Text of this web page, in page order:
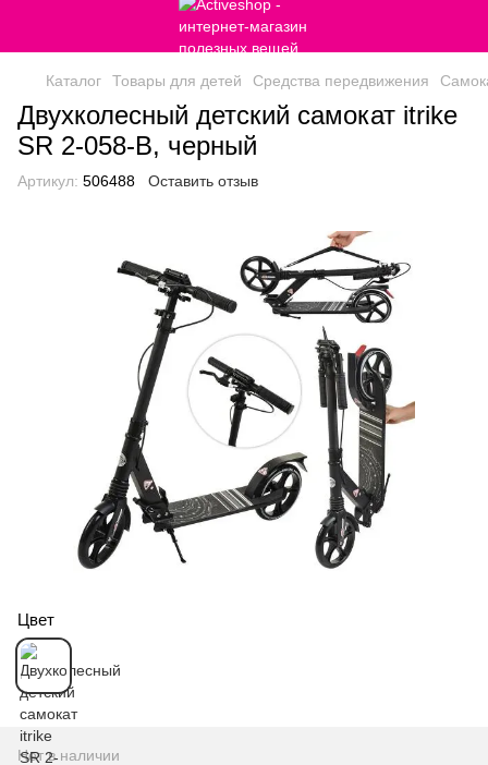
Каталог Товары для детей Средства передвижения
Двухколесный детский самокат itrike
SR 2-058-B, черный
Артикул: 506488 Оставить отзыв
Цвет
Нет в наличии